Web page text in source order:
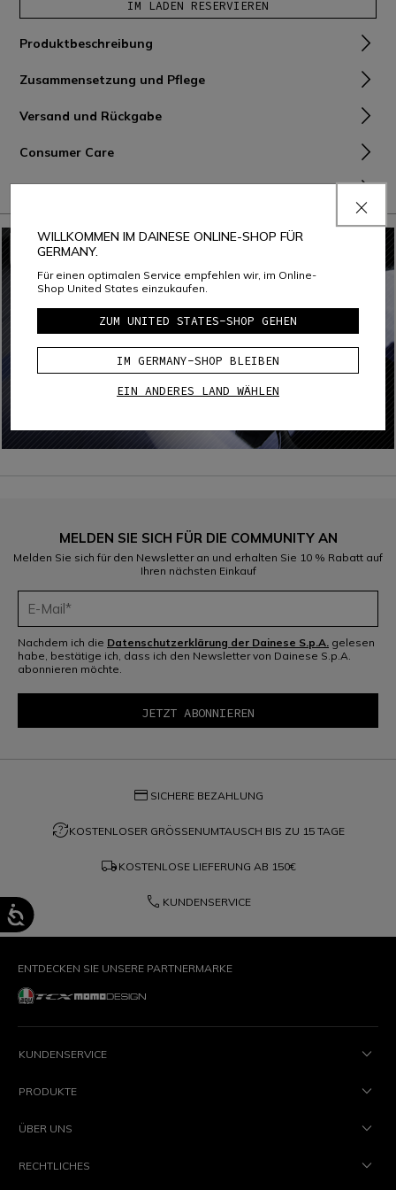
IM LADEN RESERVIEREN
Produktbeschreibung
Zusammensetzung und Pflege
Versand und Rückgabe
Consumer Care
Garantie
MELDEN SIE SICH FÜR DIE COMMUNITY AN
Melden Sie sich für den Newsletter an und erhalten Sie 10 % Rabatt auf
Ihren nächsten Einkauf
Nachdem ich die Datenschutzerklärung der Dainese S.p.A. gelesen
habe, bestätige ich, dass ich den Newsletter von Dainese S.p.A.
abonnieren möchte.
credit_card SICHERE BEZAHLUNG
question_exchangeKOSTENLOSER GRÖSSENUMTAUSCH BIS ZU 15 TAGE
local_shipping KOSTENLOSE LIEFERUNG AB 150€
phone KUNDENSERVICE
ENTDECKEN SIE UNSERE PARTNERMARKE
KUNDENSERVICE
PRODUKTE
ÜBER UNS
RECHTLICHES
WILLKOMMEN IM DAINESE ONLINE-SHOP FÜR
GERMANY.
Für einen optimalen Service empfehlen wir, im Online-
Shop United States einzukaufen.
ZUM UNITED STATES-SHOP GEHEN
IM GERMANY-SHOP BLEIBEN
EIN ANDERES LAND WÄHLEN